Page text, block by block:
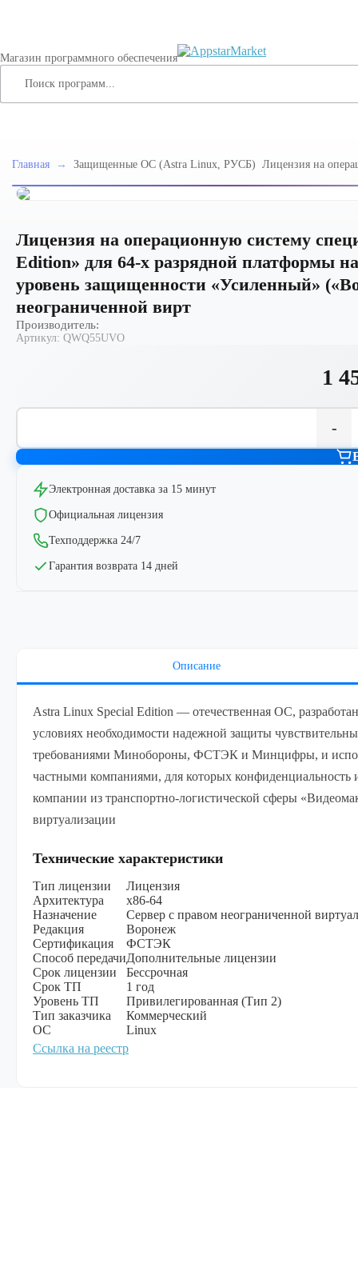
Магазин программного обеспечения
Главная → Защищенные ОС (Astra Linux, РУСБ) Лицензия на
Edition» для 64-х
неограниченной
Лицензия на операционную систему
Edition» для 64-х разрядной платформы
уровень защищенности «Усиленный»
неограниченной вирт
Производитель:
Артикул: QWQ55UVO
1
-
Электронная доставка за 15 минут
Официальная лицензия
Техподдержка 24/7
Гарантия возврата 14 дней
Описание
Astra Linux Special Edition — отечественная ОС,
условиях необходимости надежной защиты
требованиями Минобороны, ФСТЭК и Минцифры, и
частными компаниями, для которых
компании из транспортно-логистической сферы
виртуализации
Технические характеристики
Тип лицензии
Лицензия
Архитектура
х86-64
Назначение
Сервер с правом неограниченной
Редакция
Воронеж
Сертификация
ФСТЭК
Способ передачиДополнительные лицензии
Срок лицензии
Бессрочная
Срок ТП
1 год
Уровень ТП
Привилегированная (Тип 2)
Тип заказчика
Коммерческий
ОС
Linux
Ссылка на реестр